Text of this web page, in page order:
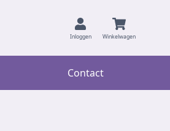
Inloggen Winkelwagen
Contact